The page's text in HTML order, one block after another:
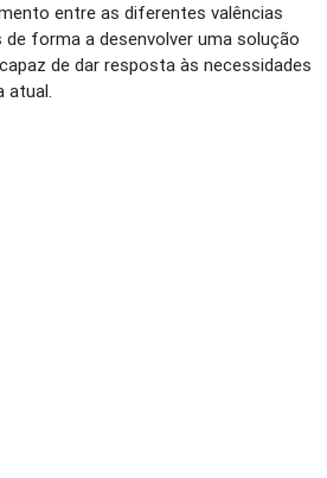
entre as diferentes valências
forma a desenvolver uma solução
de dar resposta às necessidades
atual.